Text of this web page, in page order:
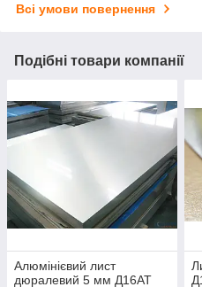
Всі умови повернення
Подібні товари компанії
Алюмінієвий лист
дюралевий 5 мм Д16АТ